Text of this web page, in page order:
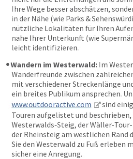
Ihre Wege besser abschätzen,
in der Nähe (wie Parks &
nützliche Lokalitäten für Ihren
nahe Ihrer Unterkunft (wie
leicht identifizieren.
Wandern im Westerwald: Im
Wanderfreunde zwischen
mit verschiedener Streckenlänge
ein breites Publikum ansprechen.
www.outdooractive.com
sind
Touren aufgelistet und beschrieben,
Westerwalds-Steig, der Wäller-
der Rheinsteig am westlichen Rand
Sie den Westerwald zu Fuß erleben
sicher eine Anregung.